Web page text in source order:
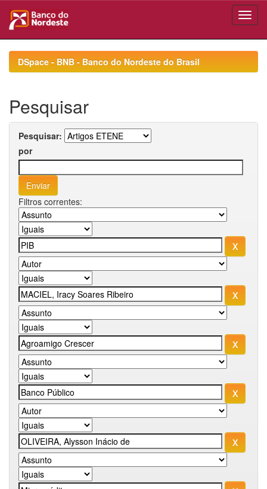
navigationDSpace - BNB - Banco do Nordeste do Brasil
Pesquisar
Pesquisar:
por
Filtros correntes: